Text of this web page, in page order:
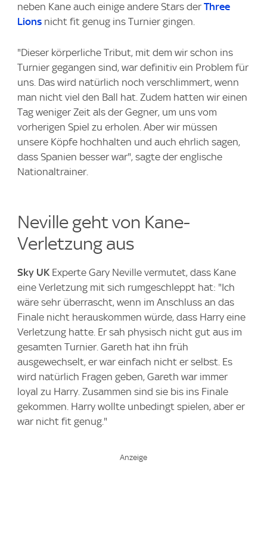
neben Kane auch einige andere Stars der Three
Lions nicht fit genug ins Turnier gingen.
"Dieser körperliche Tribut, mit dem wir schon ins
Turnier gegangen sind, war definitiv ein Problem für
uns. Das wird natürlich noch verschlimmert, wenn
man nicht viel den Ball hat. Zudem hatten wir einen
Tag weniger Zeit als der Gegner, um uns vom
vorherigen Spiel zu erholen. Aber wir müssen
unsere Köpfe hochhalten und auch ehrlich sagen,
dass Spanien besser war", sagte der englische
Nationaltrainer.
Neville geht von Kane-
Verletzung aus
Sky UK Experte Gary Neville vermutet, dass Kane
eine Verletzung mit sich rumgeschleppt hat: "Ich
wäre sehr überrascht, wenn im Anschluss an das
Finale nicht herauskommen würde, dass Harry eine
Verletzung hatte. Er sah physisch nicht gut aus im
gesamten Turnier. Gareth hat ihn früh
ausgewechselt, er war einfach nicht er selbst. Es
wird natürlich Fragen geben, Gareth war immer
loyal zu Harry. Zusammen sind sie bis ins Finale
gekommen. Harry wollte unbedingt spielen, aber er
war nicht fit genug."